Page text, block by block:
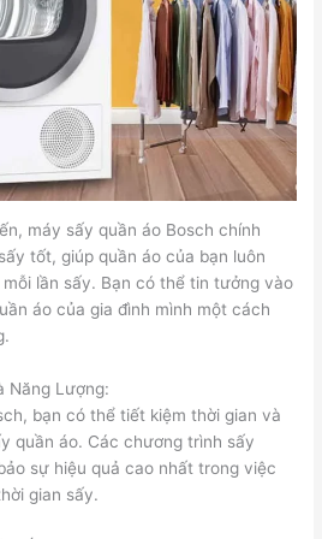
máy sấy quần áo Bosch chính
tốt, giúp quần áo của bạn luôn
lần sấy. Bạn có thể tin tưởng vào
áo của gia đình mình một cách
Năng Lượng:
bạn có thể tiết kiệm thời gian và
quần áo. Các chương trình sấy
sự hiệu quả cao nhất trong việc
gian sấy.